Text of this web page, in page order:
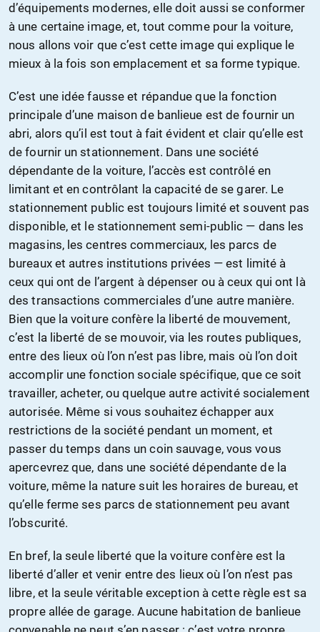
d’équipements modernes, elle doit aussi se conformer
à une certaine image, et, tout comme pour la voiture,
nous allons voir que c’est cette image qui explique le
mieux à la fois son emplacement et sa forme typique.
C’est une idée fausse et répandue que la fonction
principale d’une maison de banlieue est de fournir un
abri, alors qu’il est tout à fait évident et clair qu’elle est
de fournir un stationnement. Dans une société
dépendante de la voiture, l’accès est contrôlé en
limitant et en contrôlant la capacité de se garer. Le
stationnement public est toujours limité et souvent pas
disponible, et le stationnement semi-public — dans les
magasins, les centres commerciaux, les parcs de
bureaux et autres institutions privées — est limité à
ceux qui ont de l’argent à dépenser ou à ceux qui ont là
des transactions commerciales d’une autre manière.
Bien que la voiture confère la liberté de mouvement,
c’est la liberté de se mouvoir, via les routes publiques,
entre des lieux où l’on n’est pas libre, mais où l’on doit
accomplir une fonction sociale spécifique, que ce soit
travailler, acheter, ou quelque autre activité socialement
autorisée. Même si vous souhaitez échapper aux
restrictions de la société pendant un moment, et
passer du temps dans un coin sauvage, vous vous
apercevrez que, dans une société dépendante de la
voiture, même la nature suit les horaires de bureau, et
qu’elle ferme ses parcs de stationnement peu avant
l’obscurité.
En bref, la seule liberté que la voiture confère est la
liberté d’aller et venir entre des lieux où l’on n’est pas
libre, et la seule véritable exception à cette règle est sa
propre allée de garage. Aucune habitation de banlieue